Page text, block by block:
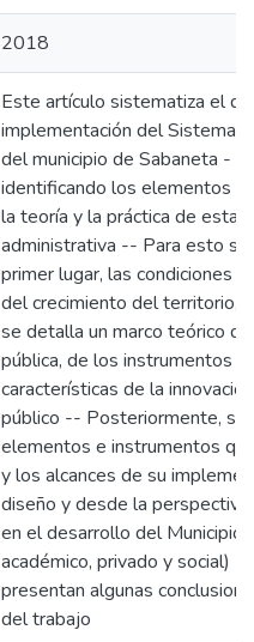
2018
Este artículo sistematiza el
implementación del Sistema
del municipio de Sabaneta -
identificando los elementos
la teoría y la práctica de esta
administrativa -- Para esto se
primer lugar, las condiciones
del crecimiento del territorio,
se detalla un marco teórico
pública, de los instrumentos
características de la
público -- Posteriormente, se
elementos e instrumentos
y los alcances de su
diseño y desde la
en el desarrollo del Municipio
académico, privado y social)
presentan algunas
del trabajo